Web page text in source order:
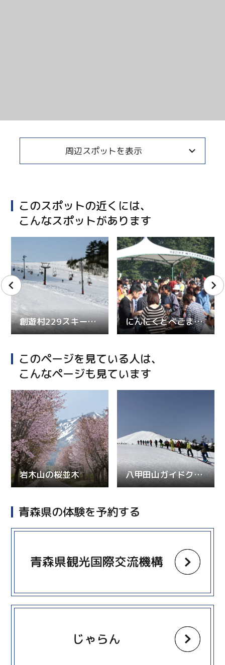
周辺スポットを表示
このスポットの近くには、
こんなスポットがあります
創遊村229スキーランド にんにくとべごまつり
このページを見ている人は、
こんなページも見ています
岩木山の桜並木 八甲田山ガイドクラブ
青森県の体験を予約する
青森県観光国際交流機構
more
じゃらん
more
Twitter
Copy URL